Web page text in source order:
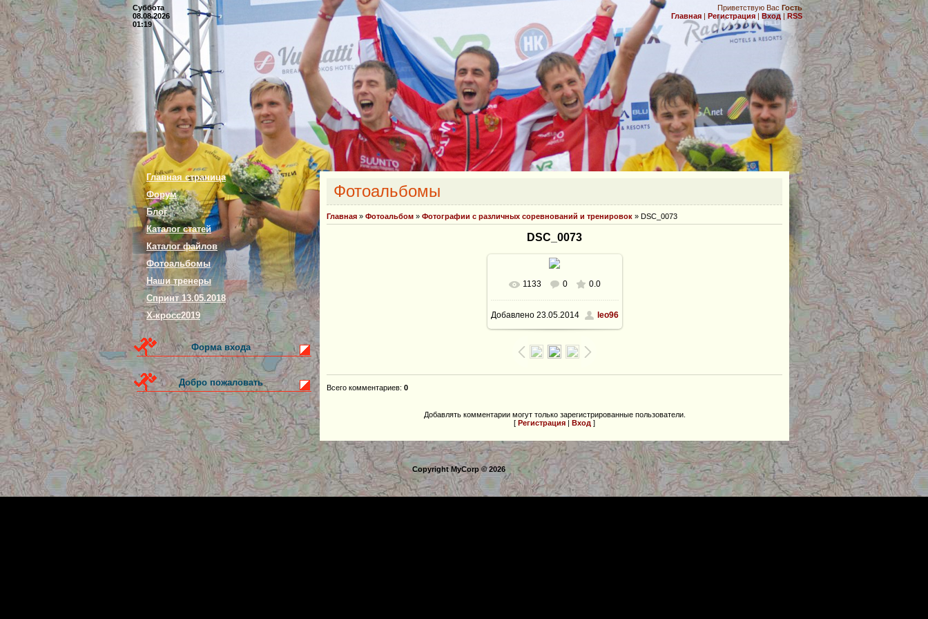
Суббота
08.08.2026
01:19
Приветствую Вас Гость
Главная | Регистрация | Вход | RSS
Главная страница
Форум
Блог
Каталог статей
Каталог файлов
Фотоальбомы
Наши тренеры
Спринт 13.05.2018
Х-кросс2019
Форма входа
Добро пожаловать
Фотоальбомы
Главная » Фотоальбом » Фотографии с различных соревнований и тренировок » DSC_0073
DSC_0073
В реальном размере
1600x1062/ 285.5Kb
1133 0 0.0
Добавлено23.05.2014 leo96
Всего комментариев: 0
Добавлять комментарии могут только зарегистрированные пользователи.
[ Регистрация | Вход ]
Copyright MyCorp © 2026